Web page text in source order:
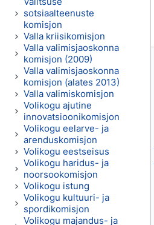
sotsiaalteenuste
komisjon
Valla kriisikomisjon
Valla valimisjaoskonna
komisjon (2009)
Valla valimisjaoskonna
komisjon (alates 2013)
Valla valimiskomisjon
Volikogu ajutine
innovatsioonikomisjon
Volikogu eelarve- ja
arenduskomisjon
Volikogu eestseisus
Volikogu haridus- ja
noorsookomisjon
Volikogu istung
Volikogu kultuuri- ja
spordikomisjon
Volikogu majandus- ja